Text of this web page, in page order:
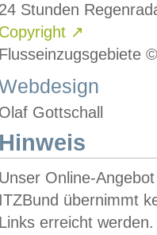
24 Stunden
Copyright ↗
Flusseinzugsgebiete
Olaf Gottschall
Hinweis
Unser Online-
ITZBund übernimmt
Links erreicht